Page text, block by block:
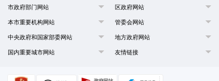
市政府部门网站 区政府网站
本市重要机构网站 管委会网站
中央政府和国家部委网站 地方政府网站
国内重要城市网站 友情链接